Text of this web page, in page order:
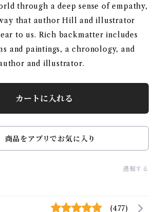
through a deep sense of empathy,
that author Hill and illustrator
to us. Rich backmatter includes
and paintings, a chronology, and
and illustrator.
カートに入れる
商品をアプリでお気に入り
通報する
(477)